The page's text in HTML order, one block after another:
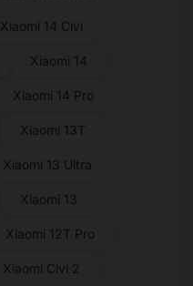
Xiaomi 14 Civi
Xiaomi 14
Xiaomi 14 Pro
Xiaomi 13T
Xiaomi 13 Ultra
Xiaomi 13
Xiaomi 12T Pro
Xiaomi Civi 2